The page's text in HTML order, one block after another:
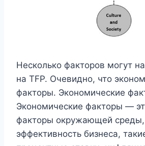
Несколько факторов могут
на TFP. Очевидно, что
факторы. Экономические
Экономические факторы —
факторы окружающей
эффективность бизнеса,